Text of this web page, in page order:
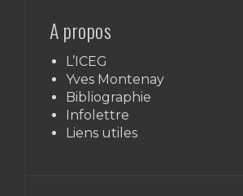
A propos
L’ICEG
Yves Montenay
Bibliographie
Infolettre
Liens utiles